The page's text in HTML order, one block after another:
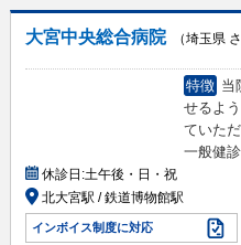
大宮中央総合病院
（埼玉県
特徴 当
せるよ
ていただ
一般健診
休診日:土午後・日・祝
北大宮駅 / 鉄道博物館駅
インボイス制度に対応